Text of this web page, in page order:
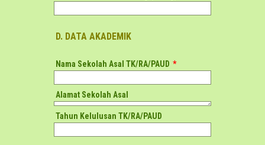
D. DATA AKADEMIK
Nama Sekolah Asal TK/RA/PAUD *
Alamat Sekolah Asal
Tahun Kelulusan TK/RA/PAUD